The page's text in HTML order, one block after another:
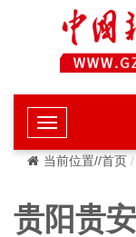
当前位置//首页
贵阳贵